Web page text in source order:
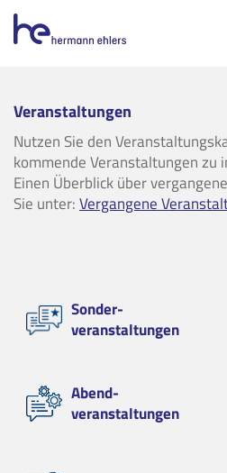
content
Veranstaltungen
Nutzen Sie den
kommende Veranstaltungen zu
Einen Überblick über
Sie unter:Vergangene
Sonder-
veranstaltungen
Abend-
veranstaltungen